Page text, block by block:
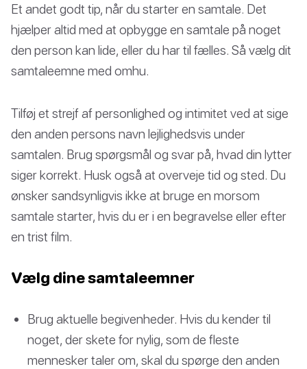
Et andet godt tip, når du starter en samtale. Det
hjælper altid med at opbygge en samtale på noget
den person kan lide, eller du har til fælles. Så vælg dit
samtaleemne med omhu.
Tilføj et strejf af personlighed og intimitet ved at sige
den anden persons navn lejlighedsvis under
samtalen. Brug spørgsmål og svar på, hvad din lytter
siger korrekt. Husk også at overveje tid og sted. Du
ønsker sandsynligvis ikke at bruge en morsom
samtale starter, hvis du er i en begravelse eller efter
en trist film.
Vælg dine samtaleemner
Brug aktuelle begivenheder. Hvis du kender til
noget, der skete for nylig, som de fleste
mennesker taler om, skal du spørge den anden